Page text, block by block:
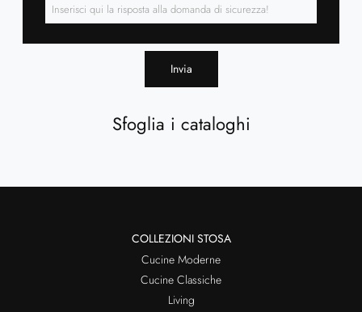
Sfoglia i cataloghi
Invia
COLLEZIONI STOSA
Cucine Moderne
Cucine Classiche
Living